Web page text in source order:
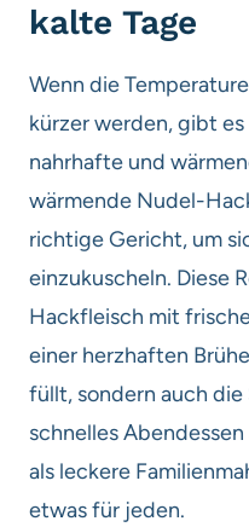
kalte Tage
Wenn die
kürzer werden, gibt es
nahrhafte und
wärmende Nudel-
richtige Gericht, um
einzukuscheln. Diese
Hackfleisch mit
einer herzhaften
füllt, sondern auch
schnelles
als leckere
etwas für jeden.